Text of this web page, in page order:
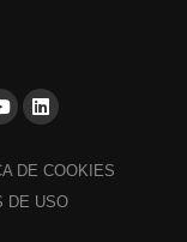
DE COOKIES
DE USO